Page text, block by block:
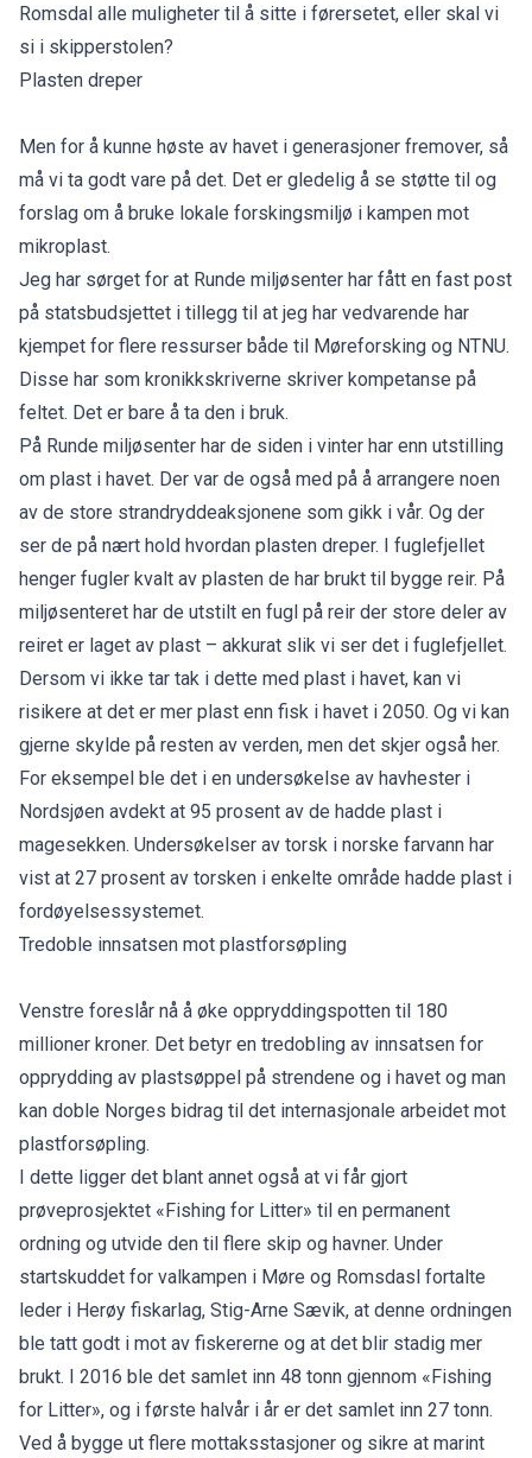
Romsdal alle muligheter til å sitte i førersetet, eller skal vi
si i skipperstolen?
Plasten dreper
Men for å kunne høste av havet i generasjoner fremover, så
må vi ta godt vare på det. Det er gledelig å se støtte til og
forslag om å bruke lokale forskingsmiljø i kampen mot
mikroplast.
Jeg har sørget for at Runde miljøsenter har fått en fast post
på statsbudsjettet i tillegg til at jeg har vedvarende har
kjempet for flere ressurser både til Møreforsking og NTNU.
Disse har som kronikkskriverne skriver kompetanse på
feltet. Det er bare å ta den i bruk.
På Runde miljøsenter har de siden i vinter har enn utstilling
om plast i havet. Der var de også med på å arrangere noen
av de store strandryddeaksjonene som gikk i vår. Og der
ser de på nært hold hvordan plasten dreper. I fuglefjellet
henger fugler kvalt av plasten de har brukt til bygge reir. På
miljøsenteret har de utstilt en fugl på reir der store deler av
reiret er laget av plast – akkurat slik vi ser det i fuglefjellet.
Dersom vi ikke tar tak i dette med plast i havet, kan vi
risikere at det er mer plast enn fisk i havet i 2050. Og vi kan
gjerne skylde på resten av verden, men det skjer også her.
For eksempel ble det i en undersøkelse av havhester i
Nordsjøen avdekt at 95 prosent av de hadde plast i
magesekken. Undersøkelser av torsk i norske farvann har
vist at 27 prosent av torsken i enkelte område hadde plast i
fordøyelsessystemet.
Tredoble innsatsen mot plastforsøpling
Venstre foreslår nå å øke oppryddingspotten til 180
millioner kroner. Det betyr en tredobling av innsatsen for
opprydding av plastsøppel på strendene og i havet og man
kan doble Norges bidrag til det internasjonale arbeidet mot
plastforsøpling.
I dette ligger det blant annet også at vi får gjort
prøveprosjektet «Fishing for Litter» til en permanent
ordning og utvide den til flere skip og havner. Under
startskuddet for valkampen i Møre og Romsdasl fortalte
leder i Herøy fiskarlag, Stig-Arne Sævik, at denne ordningen
ble tatt godt i mot av fiskererne og at det blir stadig mer
brukt. I 2016 ble det samlet inn 48 tonn gjennom «Fishing
for Litter», og i første halvår i år er det samlet inn 27 tonn.
Ved å bygge ut flere mottaksstasjoner og sikre at marint